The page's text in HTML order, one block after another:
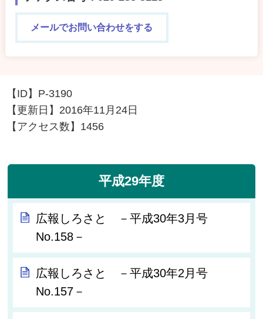
メールでお問い合わせをする
【ID】 P-3190
【更新日】 2016年11月24日
【アクセス数】 1456
平成29年度
広報しろさと －平成30年3月号
No.158－
広報しろさと －平成30年2月号
No.157－